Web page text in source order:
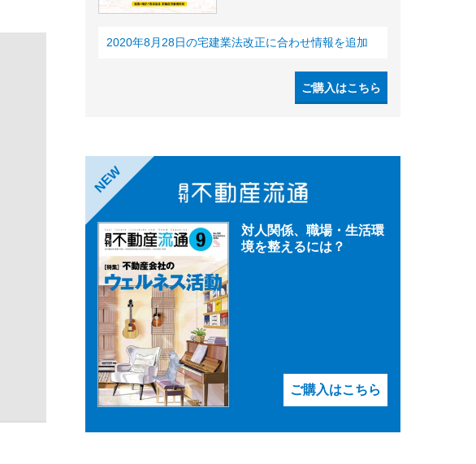
2020年8月28日の宅建業法改正に合わせ情報を追加
ご購入はこちら
NEW
対人関係、職場・生活環
境を整えるには？
ご購入はこちら